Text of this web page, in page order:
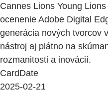
Cannes Lions Young
ocenenie Adobe Digital
generácia nových tvorcov
nástroj aj plátno na
rozmanitosti a inovácií.
CardDate
2025-02-21